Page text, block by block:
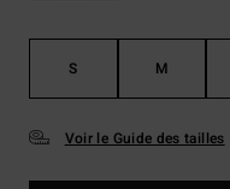
S M
Voir le Guide des tailles